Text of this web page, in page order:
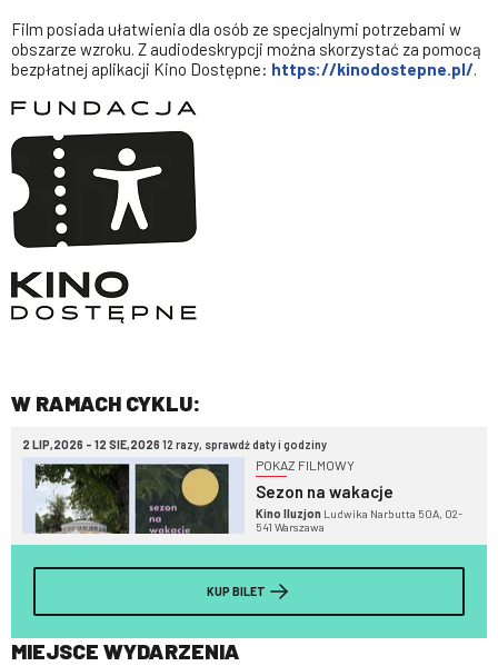
Film posiada ułatwienia dla osób ze specjalnymi potrzebami w
obszarze wzroku. Z audiodeskrypcji można skorzystać za pomocą
bezpłatnej aplikacji Kino Dostępne: https://kinodostepne.pl/.
W RAMACH CYKLU:
2 LIP,2026 - 12 SIE,2026 12 razy, sprawdź daty i godziny
POKAZ FILMOWY
Sezon na wakacje
Kino Iluzjon Ludwika Narbutta 50A, 02-
541 Warszawa
KUP BILET
MIEJSCE WYDARZENIA